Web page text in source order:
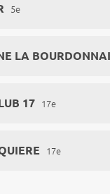
5e
LA
17 17e
17e